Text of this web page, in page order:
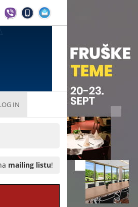
IN
mailing listu!